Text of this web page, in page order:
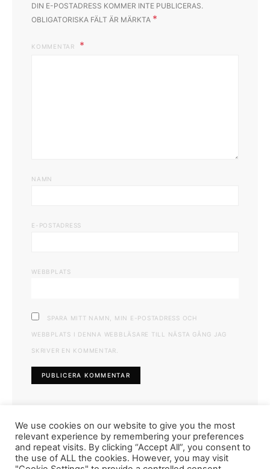
DIN E-POSTADRESS KOMMER INTE PUBLICERAS.
OBLIGATORISKA FÄLT ÄR MÄRKTA *
KOMMENTAR
NAMN
E-POSTADRESS
WEBBPLATS
SPARA MITT NAMN, MIN E-POSTADRESS OCH
WEBBPLATS I DENNA WEBBLÄSARE TILL NÄSTA GÅNG JAG
SKRIVER EN KOMMENTAR.
We use cookies on our website to give you the most
relevant experience by remembering your preferences
and repeat visits. By clicking “Accept All”, you consent to
the use of ALL the cookies. However, you may visit